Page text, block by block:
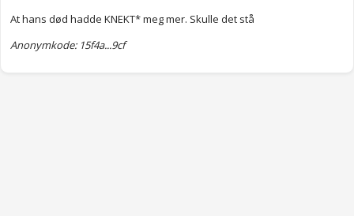
At hans død hadde KNEKT* meg mer. Skulle det stå
Anonymkode: 15f4a...9cf